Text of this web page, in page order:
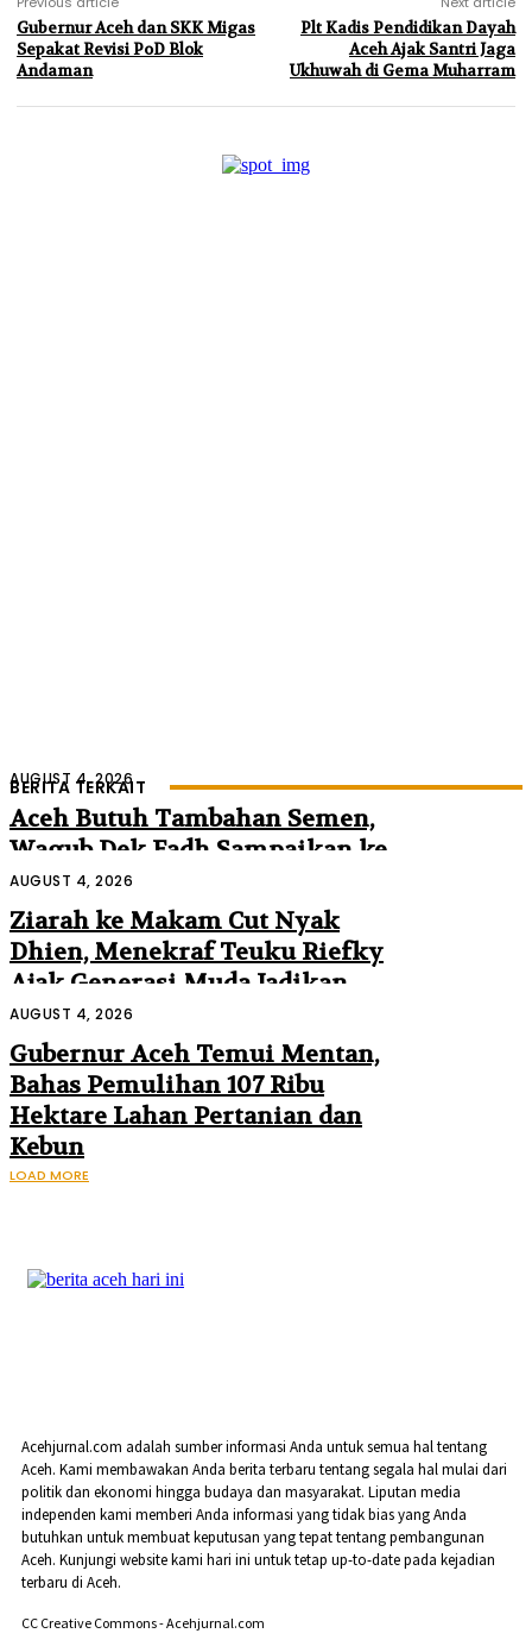
Gubernur Aceh dan SKK Migas
Sepakat Revisi PoD Blok
Andaman
Plt Kadis Pendidikan Dayah
Aceh Ajak Santri Jaga
Ukhuwah di Gema Muharram
BERITA TERKAIT
AUGUST 4, 2026
Aceh Butuh Tambahan Semen,
Wagub Dek Fadh Sampaikan ke
Mendagri dan Danantara
AUGUST 4, 2026
Ziarah ke Makam Cut Nyak
Dhien, Menekraf Teuku Riefky
Ajak Generasi Muda Jadikan
Sejarah Inspirasi Masa Depan
AUGUST 4, 2026
Gubernur Aceh Temui Mentan,
Bahas Pemulihan 107 Ribu
Hektare Lahan Pertanian dan
Kebun
LOAD MORE
Acehjurnal.com adalah sumber informasi Anda untuk semua hal tentang
Aceh. Kami membawakan Anda berita terbaru tentang segala hal mulai dari
politik dan ekonomi hingga budaya dan masyarakat. Liputan media
independen kami memberi Anda informasi yang tidak bias yang Anda
butuhkan untuk membuat keputusan yang tepat tentang pembangunan
Aceh. Kunjungi website kami hari ini untuk tetap up-to-date pada kejadian
terbaru di Aceh.
CC Creative Commons - Acehjurnal.com